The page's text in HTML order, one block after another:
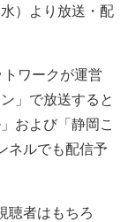
）より放送・配
ワークが運営
」で放送すると
および「静岡こ
ネルでも配信予
聴者はもちろ